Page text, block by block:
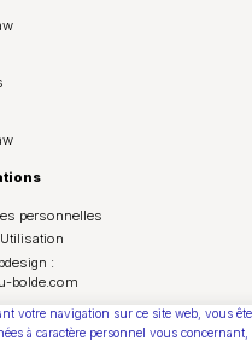
personnelles
:
bolde.com
votre navigation sur ce site web, vous
à caractère personnel vous concernant,